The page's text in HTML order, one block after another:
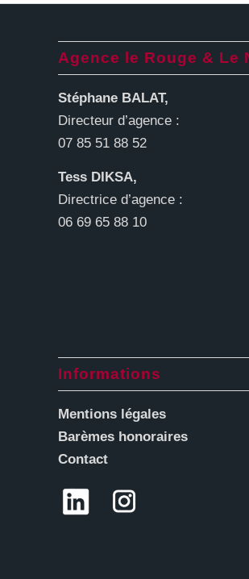
Agence le Rouge & Le
Stéphane BALAT,
Directeur d’agence :
07 85 51 88 52
Tess DIKSA,
Directrice d’agence :
06 69 65 88 10
Informations
Mentions légales
Barèmes honoraires
Contact